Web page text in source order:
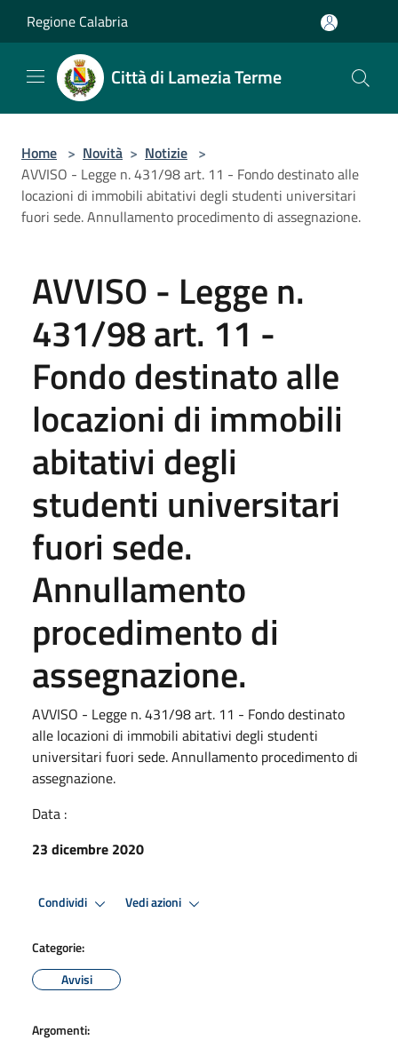
Regione Calabria
Città di Lamezia Terme
Home > Novità > Notizie >
AVVISO - Legge n. 431/98 art. 11 - Fondo destinato alle
locazioni di immobili abitativi degli studenti universitari
fuori sede. Annullamento procedimento di assegnazione.
AVVISO - Legge n.
431/98 art. 11 -
Fondo destinato alle
locazioni di immobili
abitativi degli
studenti universitari
fuori sede.
Annullamento
procedimento di
assegnazione.
AVVISO - Legge n. 431/98 art. 11 - Fondo destinato
alle locazioni di immobili abitativi degli studenti
universitari fuori sede. Annullamento procedimento di
assegnazione.
Data :
23 dicembre 2020
Condividi Vedi azioni
Categorie:
Avvisi
Argomenti: